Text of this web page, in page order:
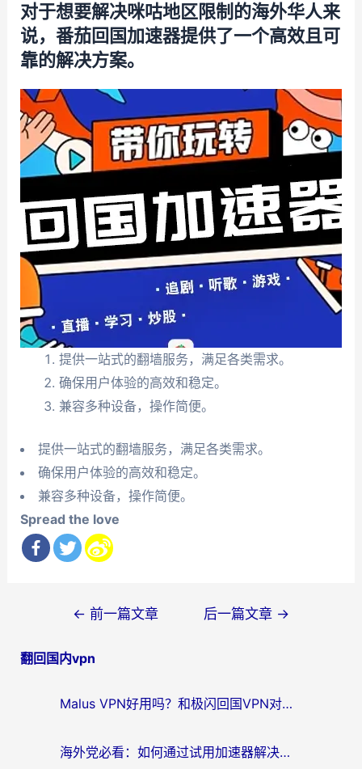
对于想要解决咪咕地区限制的海外华人来
说，番茄回国加速器提供了一个高效且可
靠的解决方案。
提供一站式的翻墙服务，满足各类需求。
确保用户体验的高效和稳定。
兼容多种设备，操作简便。
提供一站式的翻墙服务，满足各类需求。
确保用户体验的高效和稳定。
兼容多种设备，操作简便。
Spread the love
导
← 前一篇文章 后一篇文章 →
翻回国内vpn
Malus VPN好用吗？和极闪回国VPN对比哪个回国效果更好？海外党亲测3款加速器+避坑指南
海外党必看：如何通过试用加速器解决国内APP地区限制？附2026最新对比测评